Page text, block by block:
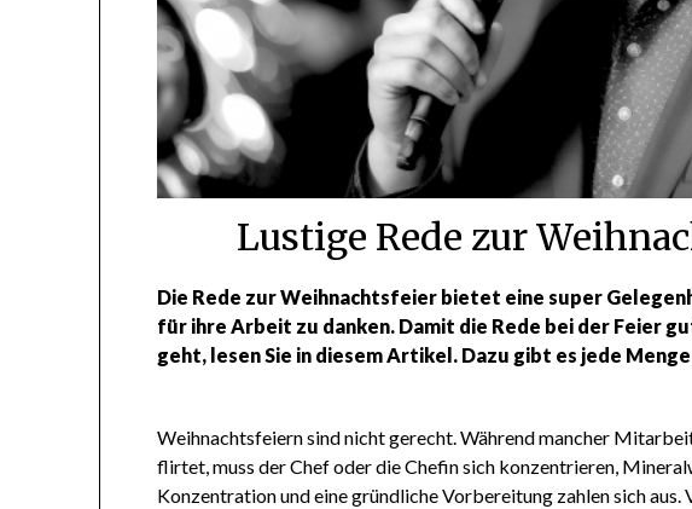
Lustige Rede zur
Die Rede zur Weihnachtsfeier bietet eine super
für ihre Arbeit zu danken. Damit die Rede bei der Feier
geht, lesen Sie in diesem Artikel. Dazu gibt es jede
Weihnachtsfeiern sind nicht gerecht. Während mancher
flirtet, muss der Chef oder die Chefin sich konzentrieren,
Konzentration und eine gründliche Vorbereitung zahlen sich